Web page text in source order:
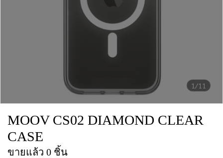
1/11
MOOV CS02 DIAMOND CLEAR
CASE
ขายแล้ว 0 ชิ้น